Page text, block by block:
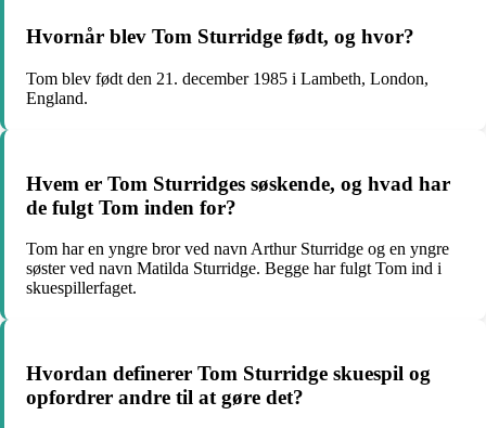
Hvornår blev Tom Sturridge født, og hvor?
Tom blev født den 21. december 1985 i Lambeth, London,
England.
Hvem er Tom Sturridges søskende, og hvad har
de fulgt Tom inden for?
Tom har en yngre bror ved navn Arthur Sturridge og en yngre
søster ved navn Matilda Sturridge. Begge har fulgt Tom ind i
skuespillerfaget.
Hvordan definerer Tom Sturridge skuespil og
opfordrer andre til at gøre det?